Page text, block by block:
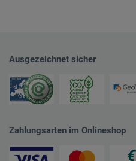
Ausgezeichnet sicher
Zahlungsarten im Onlineshop